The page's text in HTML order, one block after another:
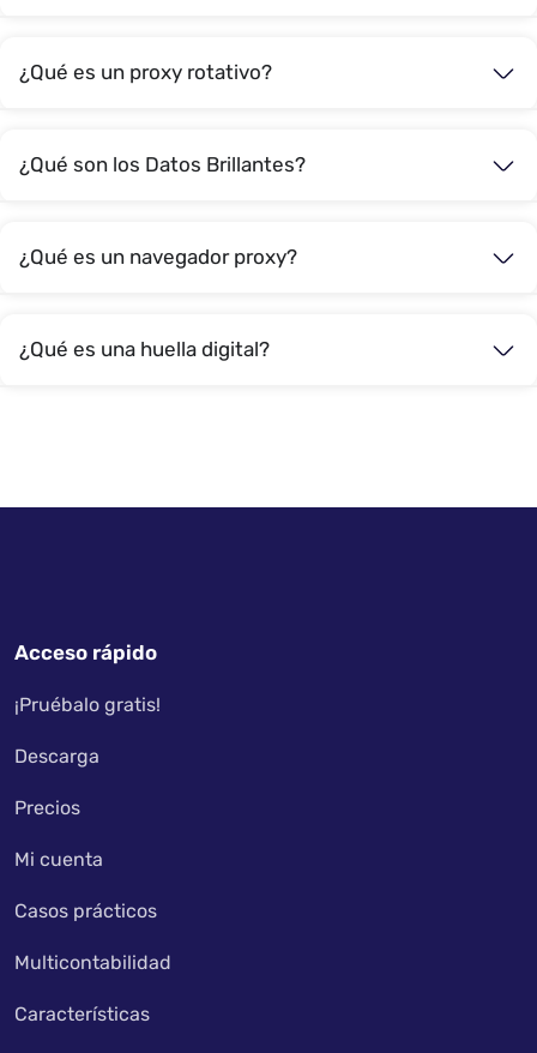
¿Qué es un proxy rotativo?
¿Qué son los Datos Brillantes?
¿Qué es un navegador proxy?
¿Qué es una huella digital?
Acceso rápido
¡Pruébalo gratis!
Descarga
Precios
Mi cuenta
Casos prácticos
Multicontabilidad
Características